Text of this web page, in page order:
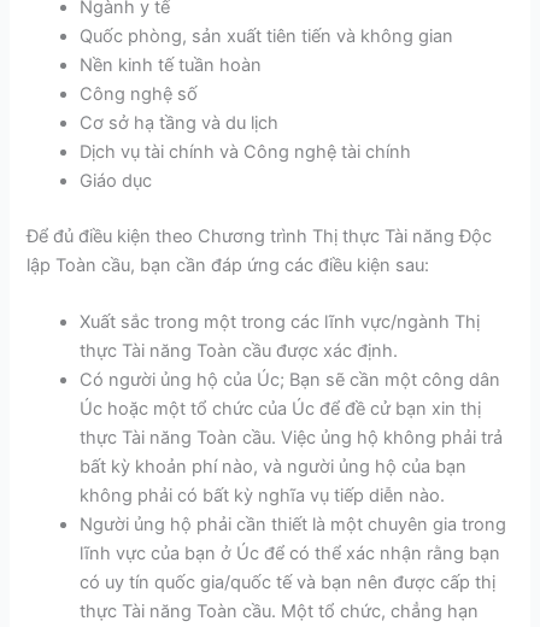
Ngành y tế
Quốc phòng, sản xuất tiên tiến và không gian
Nền kinh tế tuần hoàn
Công nghệ số
Cơ sở hạ tầng và du lịch
Dịch vụ tài chính và Công nghệ tài chính
Giáo dục
Để đủ điều kiện theo Chương trình Thị thực Tài năng Độc
lập Toàn cầu, bạn cần đáp ứng các điều kiện sau:
Xuất sắc trong một trong các lĩnh vực/ngành Thị
thực Tài năng Toàn cầu được xác định.
Có người ủng hộ của Úc; Bạn sẽ cần một công dân
Úc hoặc một tổ chức của Úc để đề cử bạn xin thị
thực Tài năng Toàn cầu. Việc ủng hộ không phải trả
bất kỳ khoản phí nào, và người ủng hộ của bạn
không phải có bất kỳ nghĩa vụ tiếp diễn nào.
Người ủng hộ phải cần thiết là một chuyên gia trong
lĩnh vực của bạn ở Úc để có thể xác nhận rằng bạn
có uy tín quốc gia/quốc tế và bạn nên được cấp thị
thực Tài năng Toàn cầu. Một tổ chức, chẳng hạn